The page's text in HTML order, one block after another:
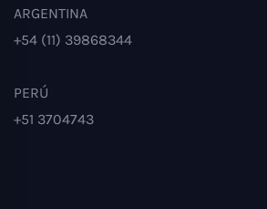
ARGENTINA
+54 (11) 39868344
PERÚ
+51 3704743